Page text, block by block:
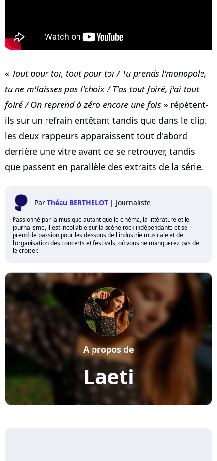
« Tout pour toi, tout pour toi / Tu prends l'monopole,
tu ne m'laisses pas l'choix / T'as tout foiré, j'ai tout
foiré / On reprend à zéro encore une fois » répètent-
ils sur un refrain entêtant tandis que dans le clip,
les deux rappeurs apparaissent tout d'abord
derrière une vitre avant de se retrouver, tandis
que passent en parallèle des extraits de la série.
Par Théau BERTHELOT | Journaliste
Passionné par la musique autant que le cinéma, la littérature et le
journalisme, il est incollable sur la scène rock indépendante et se
prend de passion pour les dessous de l'industrie musicale et de
l'organisation des concerts et festivals, où vous ne manquerez pas de
le croiser.
Laeti
A propos de